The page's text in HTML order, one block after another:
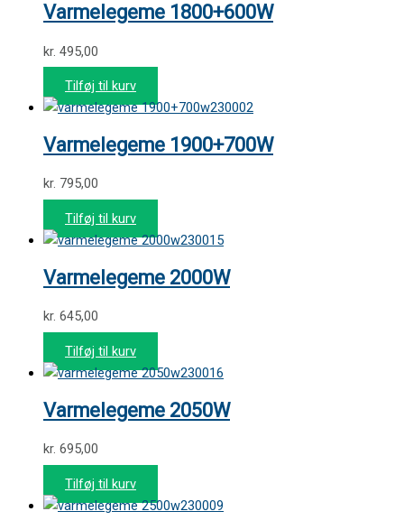
Varmelegeme 1800+600W
kr. 495,00
Tilføj til kurv
230002
Varmelegeme 1900+700W
kr. 795,00
Tilføj til kurv
230015
Varmelegeme 2000W
kr. 645,00
Tilføj til kurv
230016
Varmelegeme 2050W
kr. 695,00
Tilføj til kurv
230009